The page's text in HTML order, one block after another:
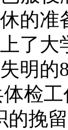
的
了大
明
检
的挽